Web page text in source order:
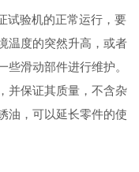
试验机的正常运行，要
温度的突然升高，或者
些滑动部件进行维护。
并保证其质量，不含杂
油，可以延长零件的使